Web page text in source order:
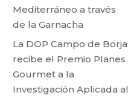
Mediterráneo a través
de la Garnacha
La DOP Campo de Borja
recibe el Premio Planes
Gourmet a la
Investigación Aplicada al